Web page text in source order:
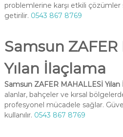
problemlerine karşı etkili
getirilir. 0543 867 8769
Samsun ZAFER
Yılan İlaçlama
Samsun ZAFER MAHALLESİ Yılan
alanlar, bahçeler ve kırsal
profesyonel mücadele sağlar.
kullanılır. 0543 867 8769